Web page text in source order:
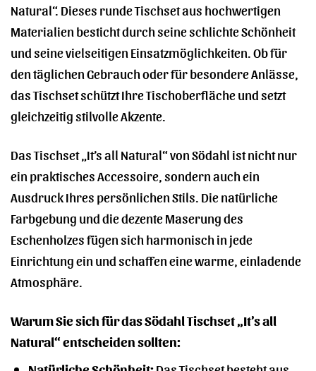
Natural“. Dieses runde Tischset aus hochwertigen
Materialien besticht durch seine schlichte Schönheit
und seine vielseitigen Einsatzmöglichkeiten. Ob für
den täglichen Gebrauch oder für besondere Anlässe,
das Tischset schützt Ihre Tischoberfläche und setzt
gleichzeitig stilvolle Akzente.
Das Tischset „It’s all Natural“ von Södahl ist nicht nur
ein praktisches Accessoire, sondern auch ein
Ausdruck Ihres persönlichen Stils. Die natürliche
Farbgebung und die dezente Maserung des
Eschenholzes fügen sich harmonisch in jede
Einrichtung ein und schaffen eine warme, einladende
Atmosphäre.
Warum Sie sich für das Södahl Tischset „It’s all
Natural“ entscheiden sollten: